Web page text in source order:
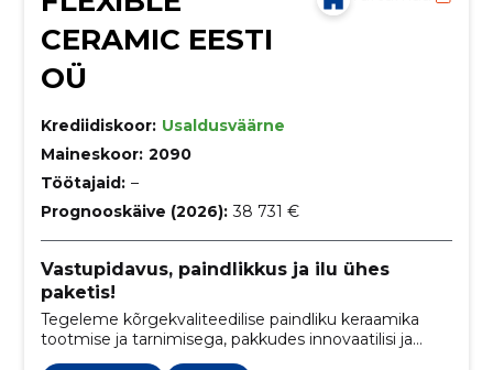
CERAMIC EESTI
OÜ
Krediidiskoor: Usaldusväärne
Maineskoor: 2090
Töötajaid: –
Prognooskäive (2026): 38 731 €
Vastupidavus, paindlikkus ja ilu ühes
paketis!
Tegeleme kõrgekvaliteedilise paindliku keraamika
tootmise ja tarnimisega, pakkudes innovaatilisi ja
vastupidavaid ehituslahendusi.